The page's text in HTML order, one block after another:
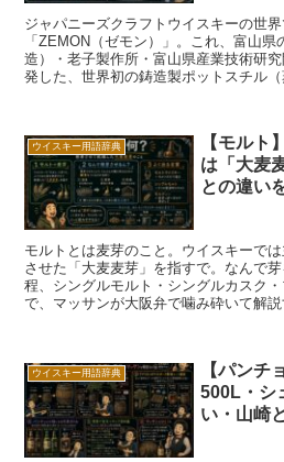
ジャパニーズクラフトウイスキーの世
「ZEMON（ゼモン）」。これ、富山
造）・老子製作所・富山県産業技術研
発した、世界初の鋳造製ポットスチル
ウイスキー用語辞典
【モルト
は「大麦
との違い
モルトとは麦芽のこと。ウイスキーで
させた「大麦麦芽」を指すで。なんで
程、シングルモルト・シングルカスク
で、マッサンが大阪弁で噛み砕いて解説
ウイスキー用語辞典
【パンチ
500L・シ
い・山崎